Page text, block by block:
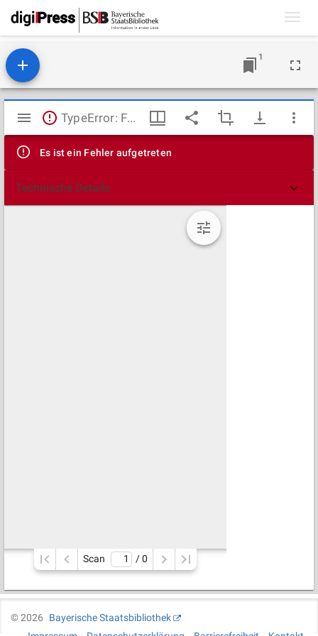
1
Mirador
Viewer
TypeError: Failed to fetch
Es ist ein Fehler aufgetreten
Technische Details
Scan / 0
©2026
Bayerische Staatsbibliothek